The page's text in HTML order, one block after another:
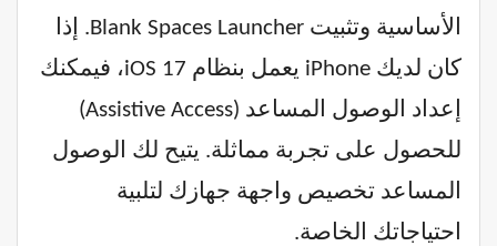
الأساسية وتثبيت Blank Spaces Launcher. إذا
كان لديك iPhone يعمل بنظام iOS 17، فيمكنك
إعداد الوصول المساعد (Assistive Access)
للحصول على تجربة مماثلة. يتيح لك الوصول
المساعد تخصيص واجهة جهازك لتلبية
احتياجاتك الخاصة.